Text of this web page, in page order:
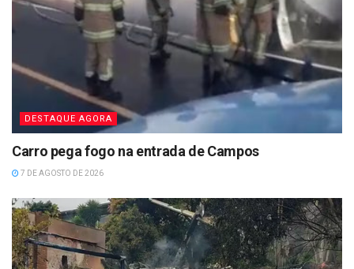
DESTAQUE AGORA
Carro pega fogo na entrada de Campos
7 DE AGOSTO DE 2026